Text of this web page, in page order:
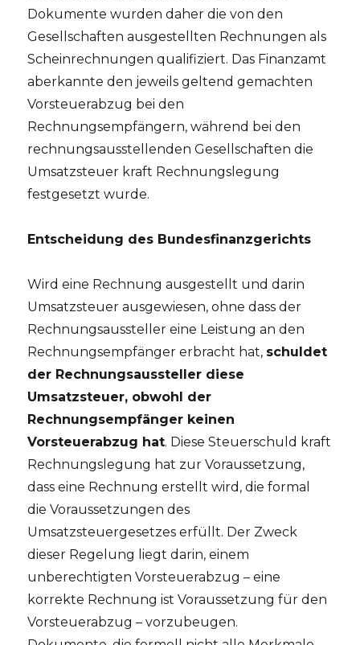
Dokumente wurden daher die von den
Gesellschaften ausgestellten Rechnungen als
Scheinrechnungen qualifiziert. Das Finanzamt
aberkannte den jeweils geltend gemachten
Vorsteuerabzug bei den
Rechnungsempfängern, während bei den
rechnungsausstellenden Gesellschaften die
Umsatzsteuer kraft Rechnungslegung
festgesetzt wurde.
Entscheidung des Bundesfinanzgerichts
Wird eine Rechnung ausgestellt und darin
Umsatzsteuer ausgewiesen, ohne dass der
Rechnungsaussteller eine Leistung an den
Rechnungsempfänger erbracht hat, schuldet
der Rechnungsaussteller diese
Umsatzsteuer, obwohl der
Rechnungsempfänger keinen
Vorsteuerabzug hat. Diese Steuerschuld kraft
Rechnungslegung hat zur Voraussetzung,
dass eine Rechnung erstellt wird, die formal
die Voraussetzungen des
Umsatzsteuergesetzes erfüllt. Der Zweck
dieser Regelung liegt darin, einem
unberechtigten Vorsteuerabzug – eine
korrekte Rechnung ist Voraussetzung für den
Vorsteuerabzug – vorzubeugen.